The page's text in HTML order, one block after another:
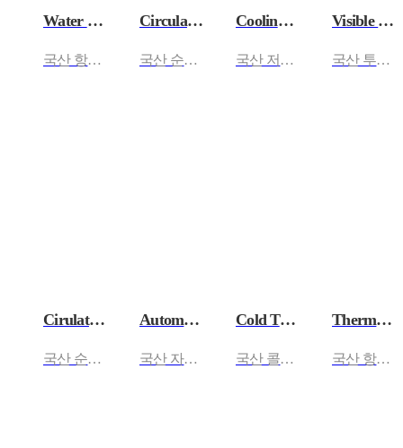
Water bath
국산 항온수조(경제형) CLWDE-06B/11B/23B
Circulator Water Bath
국산 순환항온수조 CLCWB-13L/20L/30L
Cooling Cirulator Water Bath
국산 저온순환항온수조 CLCWB-13M/20M/30M/…
Visible Bath
국산 투시항온수조 CLVB-30/55
Cirulator Oil Bath
국산 순환 오일배스 CLCOB-7/12/25
Automatic Water Still
국산 자동증류수기 CLAWS-FA12/30
Cold Trap
국산 콜드트랩 CLCT-4(진공건조기 펌프 보호용)
Thermo-Hygrostat
국산 항온항습기 CLTH-81/150/288/81G/1…